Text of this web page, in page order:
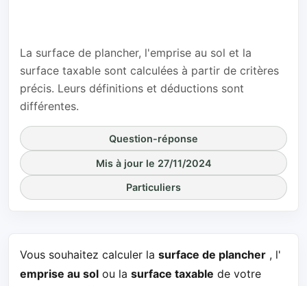
La surface de plancher, l'emprise au sol et la
surface taxable sont calculées à partir de critères
précis. Leurs définitions et déductions sont
différentes.
Question-réponse
Mis à jour le 27/11/2024
Particuliers
Vous souhaitez calculer la surface de plancher , l'
emprise au sol ou la surface taxable de votre